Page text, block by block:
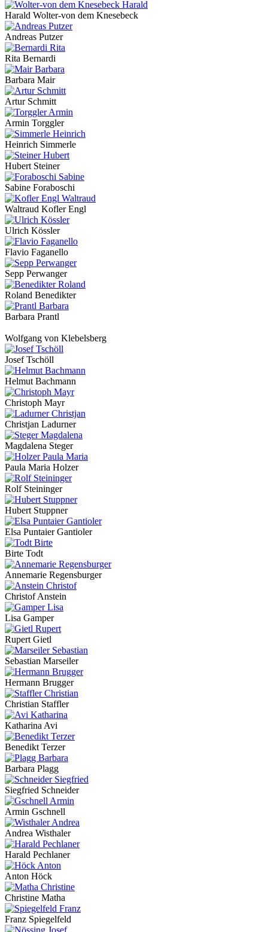
Harald Wolter-von dem Knesebeck
Andreas Putzer
Rita Bernardi
Barbara Mair
Artur Schmitt
Armin Torggler
Heinrich Simmerle
Hubert Steiner
Sabine Foraboschi
Waltraud Kofler Engl
Ulrich Kössler
Flavio Faganello
Sepp Perwanger
Roland Benedikter
Barbara Prantl
Wolfgang von Klebelsberg
Josef Tschöll
Helmut Bachmann
Christoph Mayr
Christjan Ladurner
Magdalena Steger
Paula Maria Holzer
Rolf Steininger
Hubert Stuppner
Elsa Puntaier Gantioler
Birte Todt
Annemarie Regensburger
Christof Anstein
Lisa Gamper
Rupert Gietl
Sebastian Marseiler
Hermann Brugger
Christian Staffler
Katharina Avi
Benedikt Terzer
Barbara Plagg
Siegfried Schneider
Armin Gschnell
Andrea Wisthaler
Harald Pechlaner
Anton Höck
Christine Matha
Franz Spiegelfeld